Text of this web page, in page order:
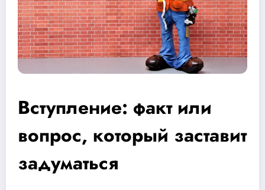
Вступление: факт или
вопрос, который заставит
задуматься